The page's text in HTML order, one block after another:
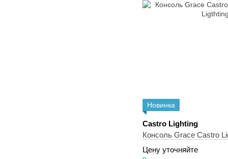
Новинка
Castro Lighting
Консоль Grace Castro
Цену уточняйте